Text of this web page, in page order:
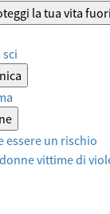
la tua vita
essere un rischio
vittime di